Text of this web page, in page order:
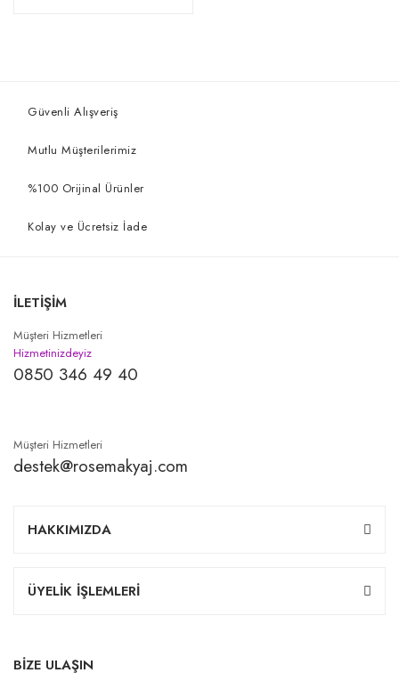
Güvenli Alışveriş
Mutlu Müşterilerimiz
%100 Orijinal Ürünler
Kolay ve Ücretsiz İade
İLETİŞİM
Müşteri Hizmetleri
Hizmetinizdeyiz
0850 346 49 40
Müşteri Hizmetleri
destek@rosemakyaj.com
HAKKIMIZDA
ÜYELİK İŞLEMLERİ
BİZE ULAŞIN